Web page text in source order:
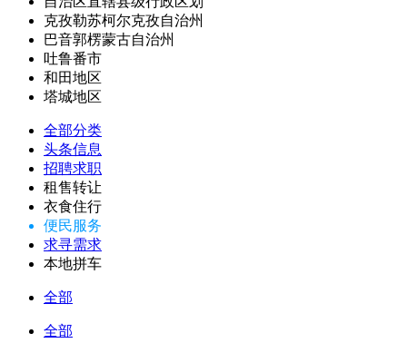
克孜勒苏柯尔克孜自治州
巴音郭楞蒙古自治州
吐鲁番市
和田地区
塔城地区
全部分类
头条信息
招聘求职
租售转让
衣食住行
便民服务
求寻需求
本地拼车
全部
全部